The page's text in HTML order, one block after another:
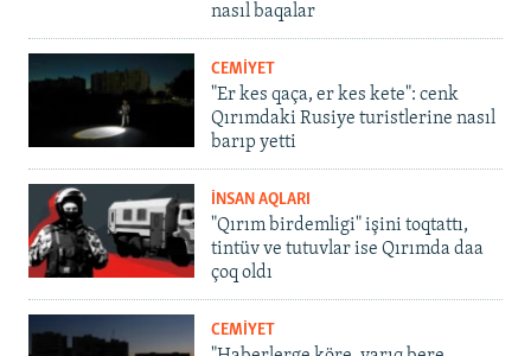
nasıl baqalar
CEMİYET
"Er kes qaça, er kes kete": cenk
Qırımdaki Rusiye turistlerine nasıl
barıp yetti
İNSAN AQLARI
"Qırım birdemligi" işini toqtattı,
tintüv ve tutuvlar ise Qırımda daa
çoq oldı
CEMİYET